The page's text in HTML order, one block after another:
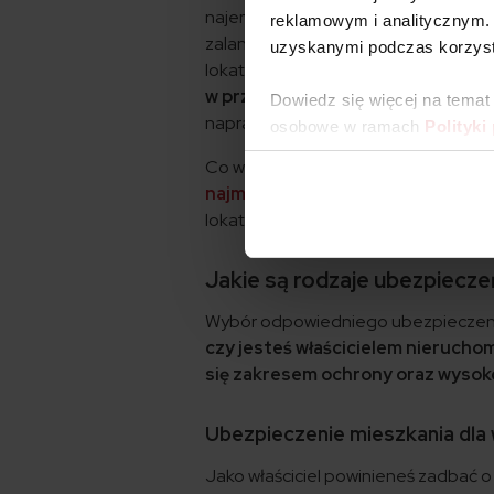
reklamowym i
uzyskanymi podczas
Dowiedz się więcej na
osobowe w ramach Polityki
najemców. Pamiętaj jednak, że
zalania, pożaru czy włamania, a
lokatorów.
w przypadku wystąpienia
naprawę szkód i przywrócenie
Co więcej, to również ochrona
najmu mieszkania
to sposób na
lokatę przed różnymi ryzykami.
Jakie są rodzaje
Wybór odpowiedniego
czy jesteś właścicielem
się zakresem ochrony oraz
Ubezpieczenie mieszkania dla
Jako właściciel powinieneś zadbać